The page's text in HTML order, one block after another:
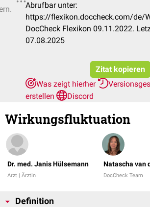
Abrufbar unter:
https://flexikon.doccheck.com/de/
DocCheck Flexikon 09.11.2022.
07.08.2025
Zitat kopieren
Was zeigt hierher
erstellen
Discord
Wirkungsfluktuation
Dr. med. Janis Hülsemann
Arzt | Ärztin
Natascha van
DocCheck Team
Definition